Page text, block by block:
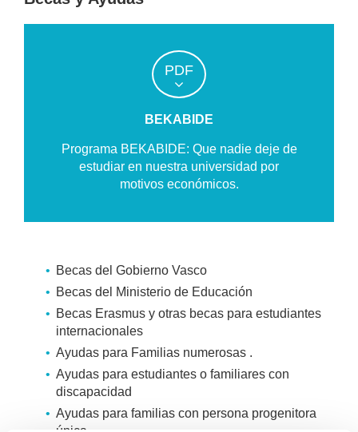
PDF
BEKABIDE
Programa BEKABIDE: Que nadie deje de
estudiar en nuestra universidad por
motivos económicos.
Becas del Gobierno Vasco
Becas del Ministerio de Educación
Becas Erasmus y otras becas para estudiantes
internacionales
Ayudas para Familias numerosas .
Ayudas para estudiantes o familiares con
discapacidad
Ayudas para familias con persona progenitora